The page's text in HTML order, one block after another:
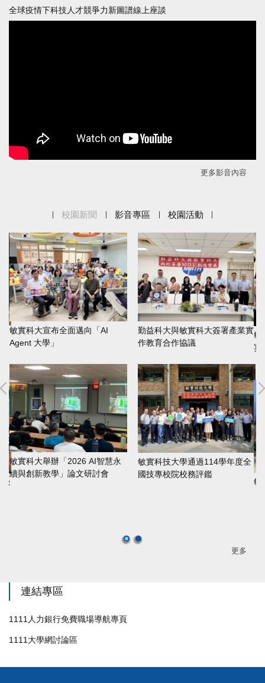
全球疫情下科技人才競爭力新圖譜線上座談
更多影音內容
校園新聞 影音專區 校園活動
敏實科大宣布全面邁向「AI
Agent 大學」
勤益科大與敏實科大簽署產業實
作教育合作協議
敏實科大舉辦「2026 AI智慧永
續與創新教學」論文研討會
敏實科技大學通過114學年度全
國技專校院校務評鑑
敏
宴
敏
更多
連結專區
1111人力銀行免費職場導航專頁
1111大學網討論區